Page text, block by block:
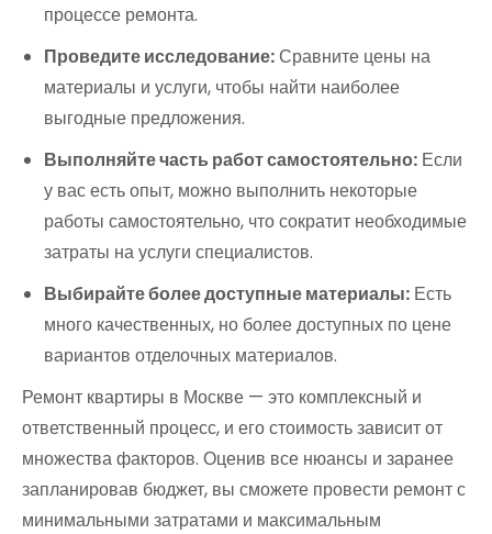
процессе ремонта.
Проведите исследование:Сравните цены на
материалы и услуги, чтобы найти наиболее
выгодные предложения.
Выполняйте часть работ самостоятельно: Если
у вас есть опыт, можно выполнить некоторые
работы самостоятельно, что сократит необходимые
затраты на услуги специалистов.
Выбирайте более доступные материалы: Есть
много качественных, но более доступных по цене
вариантов отделочных материалов.
Ремонт квартиры в Москве — это комплексный и
ответственный процесс, и его стоимость зависит от
множества факторов. Оценив все нюансы и заранее
запланировав бюджет, вы сможете провести ремонт с
минимальными затратами и максимальным